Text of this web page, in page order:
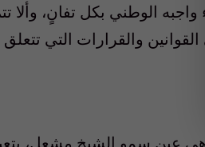
الوطني بكل تفانٍ، وألا
عين سمو الشيخ مشعل،